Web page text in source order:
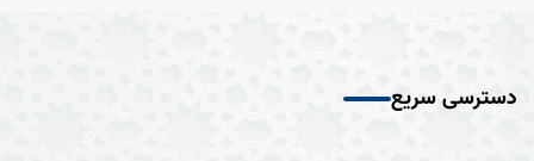
دسترسی سریع